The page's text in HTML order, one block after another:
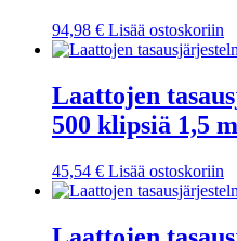
94,98 € Lisää ostoskoriin
Laattojen
500 klipsiä 1,5
45,54 € Lisää ostoskoriin